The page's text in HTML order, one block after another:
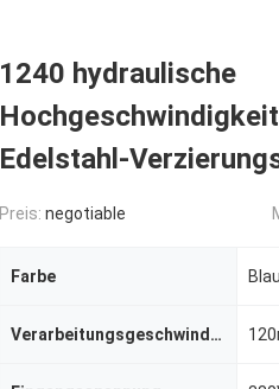
1240 hydraulische
Edelstahl-
Preis: negotiable
Farbe
Verarbeitungsgeschwindigkeit